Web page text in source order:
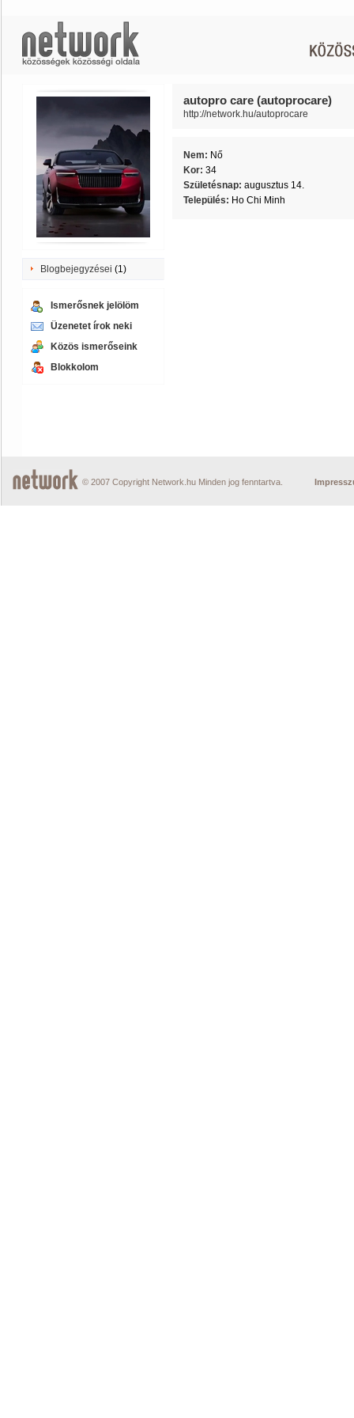
Blogbejegyzései (1)
Ismerősnek jelölöm
Üzenetet írok neki
Közös ismerőseink
Blokkolom
autopro care (autoprocare)
http://network.hu/autoprocare
Nem: Nő
Kor: 34
Születésnap: augusztus 14.
Település: Ho Chi Minh
© 2007 Copyright Network.hu Minden jog fenntartva.